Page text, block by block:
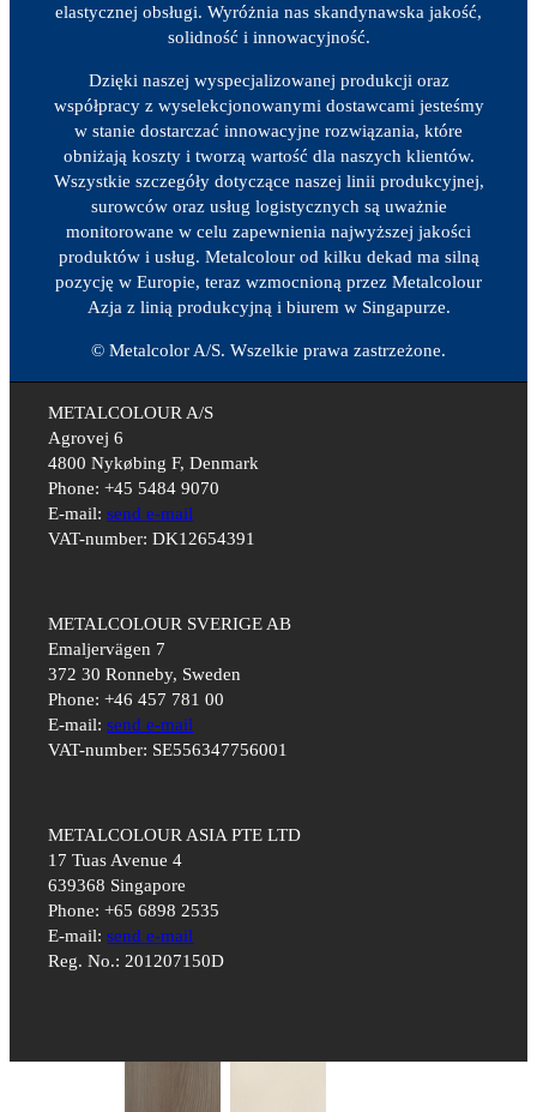
elastycznej obsługi. Wyróżnia nas skandynawska jakość,
solidność i innowacyjność.
Dzięki naszej wyspecjalizowanej produkcji oraz
współpracy z wyselekcjonowanymi dostawcami jesteśmy
w stanie dostarczać innowacyjne rozwiązania, które
obniżają koszty i tworzą wartość dla naszych klientów.
Wszystkie szczegóły dotyczące naszej linii produkcyjnej,
surowców oraz usług logistycznych są uważnie
monitorowane w celu zapewnienia najwyższej jakości
produktów i usług. Metalcolour od kilku dekad ma silną
pozycję w Europie, teraz wzmocnioną przez Metalcolour
Azja z linią produkcyjną i biurem w Singapurze.
© Metalcolor A/S. Wszelkie prawa zastrzeżone.
METALCOLOUR A/S
Agrovej 6
4800 Nykøbing F, Denmark
Phone: +45 5484 9070
E-mail:send e-mail
VAT-number: DK12654391
METALCOLOUR SVERIGE AB
Emaljervägen 7
372 30 Ronneby, Sweden
Phone: +46 457 781 00
E-mail:send e-mail
VAT-number: SE556347756001
METALCOLOUR ASIA PTE LTD
17 Tuas Avenue 4
639368 Singapore
Phone: +65 6898 2535
E-mail:send e-mail
Reg. No.: 201207150D